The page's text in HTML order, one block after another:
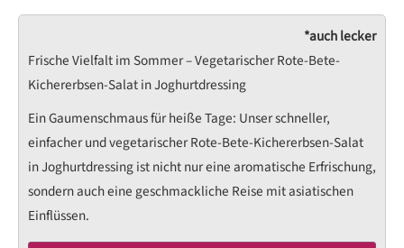
*auch lecker
Frische Vielfalt im Sommer – Vegetarischer Rote-Bete-
Kichererbsen-Salat in Joghurtdressing
Ein Gaumenschmaus für heiße Tage: Unser schneller,
einfacher und vegetarischer Rote-Bete-Kichererbsen-Salat
in Joghurtdressing ist nicht nur eine aromatische Erfrischung,
sondern auch eine geschmackliche Reise mit asiatischen
Einflüssen.